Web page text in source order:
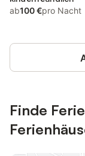
ab100 €pro Nacht
Finde